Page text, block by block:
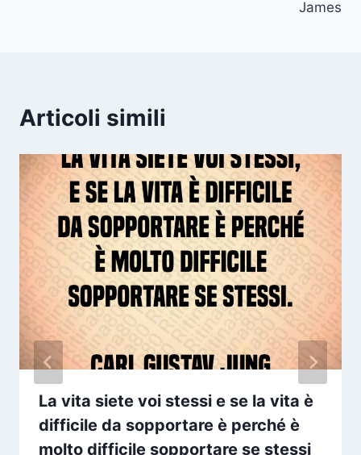
James
Articoli simili
La vita siete voi stessi e se la vita è
difficile da sopportare è perché è
molto difficile sopportare se stessi